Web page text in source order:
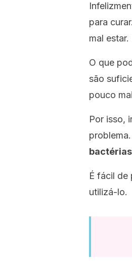
para
mal
O que
são
pouco
Por isso,
problema.
bactérias
É fácil de
utilizá-lo.